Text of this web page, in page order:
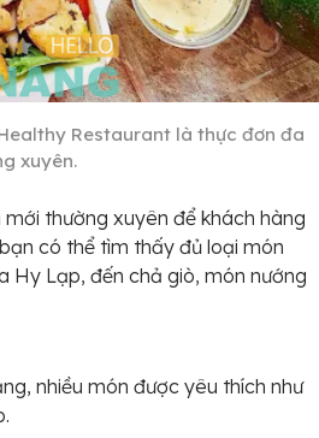
Restaurant là thực đơn đa
xuyên.
thường xuyên để khách hàng
có thể tìm thấy đủ loại món
Hy Lạp, đến chả giò, món nướng
nhiều món được yêu thích như